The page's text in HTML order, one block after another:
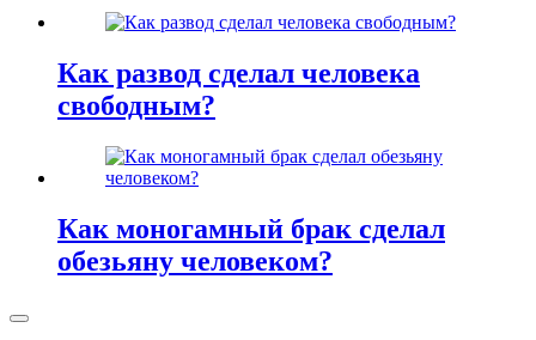
Как развод сделал человека
свободным?
Как моногамный брак сделал
обезьяну человеком?